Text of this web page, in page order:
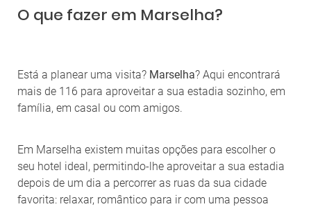
O que fazer em Marselha?
Está a planear uma visita? Marselha? Aqui encontrará
mais de 116 para aproveitar a sua estadia sozinho, em
família, em casal ou com amigos.
Em Marselha existem muitas opções para escolher o
seu hotel ideal, permitindo-lhe aproveitar a sua estadia
depois de um dia a percorrer as ruas da sua cidade
favorita: relaxar, romântico para ir com uma pessoa